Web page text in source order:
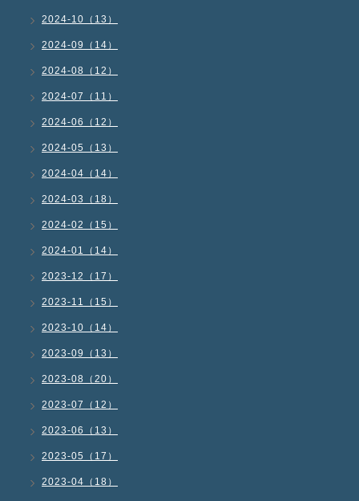
2024-10（13）
2024-09（14）
2024-08（12）
2024-07（11）
2024-06（12）
2024-05（13）
2024-04（14）
2024-03（18）
2024-02（15）
2024-01（14）
2023-12（17）
2023-11（15）
2023-10（14）
2023-09（13）
2023-08（20）
2023-07（12）
2023-06（13）
2023-05（17）
2023-04（18）